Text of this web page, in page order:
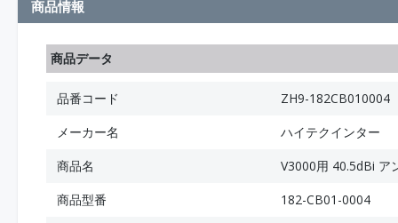
商品情報
商品データ
品番コード
ZH9-182CB010004
メーカー名
ハイテクインター
商品名
V3000用 40.5dBi ア
商品型番
182-CB01-0004